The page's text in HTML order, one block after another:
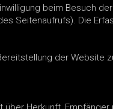
beim Besuch
Seitenaufrufs). Die
der Website